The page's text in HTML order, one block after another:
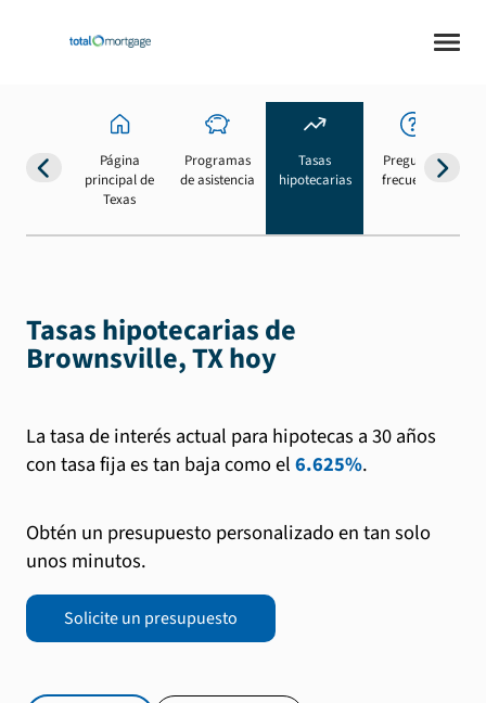
Página
principal de
Texas
Programas
de asistencia
Tasas
hipotecarias
Preguntas
frecuentes
Tasas hipotecarias de
Brownsville, TX hoy
La tasa de interés actual para hipotecas a 30 años
con tasa fija es tan baja como el6.625%.
Obtén un presupuesto personalizado en tan solo
unos minutos.
Solicite un presupuesto